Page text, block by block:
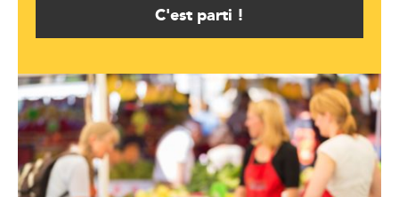
C'est parti !